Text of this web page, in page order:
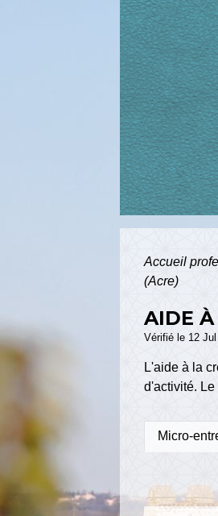
Accueil
(Acre)
AIDE À
Vérifié le 12
L'aide à la
d'activité.
Micro-